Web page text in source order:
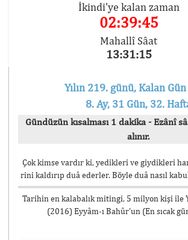
İkindi'ye kalan zaman
02:39:45
Mahallî Sâat
13:31:15
Yılın 219. günü, Kalan
8. Ay, 31 Gün, 32.
Gündüzün kısalması 1 dakika - Ezânî
alınır.
Çok kimse vardır ki, yedikleri ve giydikleri
rini kaldırıp duâ ederler. Böyle duâ nasıl
Tarihin en kalabalık mitingi, 5 milyon kişi ile
(2016) Eyyâm-ı Bahûr’un (En sıcak